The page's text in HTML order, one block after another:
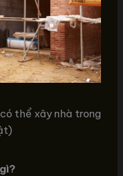
thể xây nhà trong